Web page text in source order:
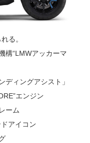
る。
構“LMWアッカーマ
ディングアシスト」
エンジン
ーム
アイコン